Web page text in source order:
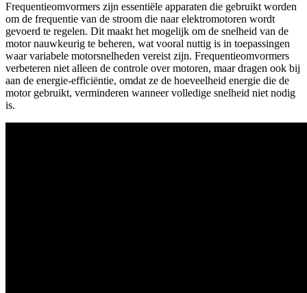
Frequentieomvormers zijn essentiële apparaten die gebruikt worden
om de frequentie van de stroom die naar elektromotoren wordt
gevoerd te regelen. Dit maakt het mogelijk om de snelheid van de
motor nauwkeurig te beheren, wat vooral nuttig is in toepassingen
waar variabele motorsnelheden vereist zijn. Frequentieomvormers
verbeteren niet alleen de controle over motoren, maar dragen ook bij
aan de energie-efficiëntie, omdat ze de hoeveelheid energie die de
motor gebruikt, verminderen wanneer volledige snelheid niet nodig
is.